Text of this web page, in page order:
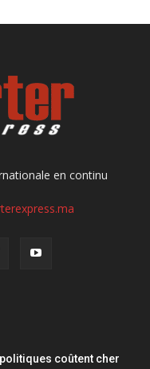
en continu
coûtent cher